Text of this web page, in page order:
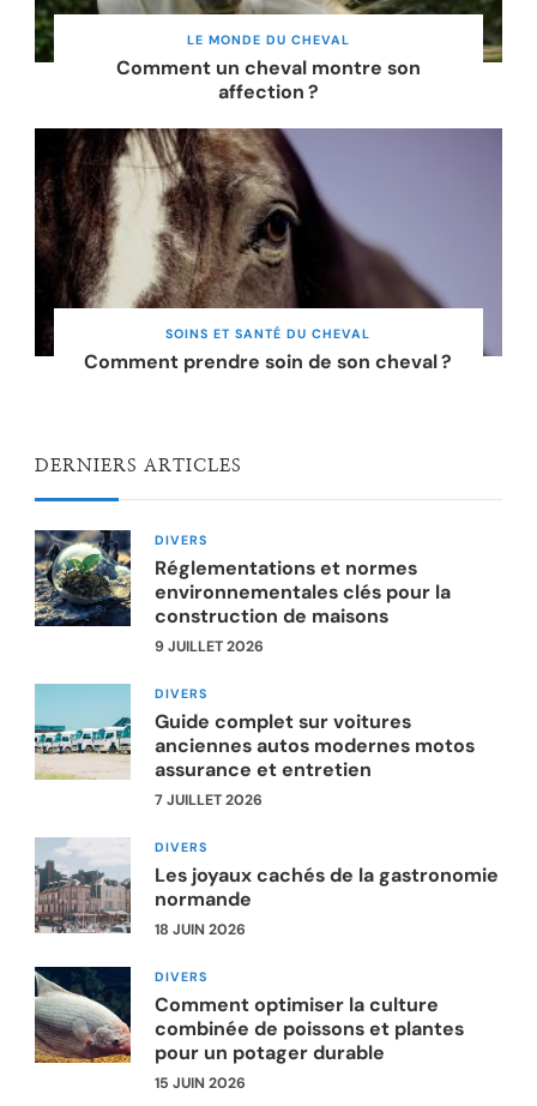
LE MONDE DU CHEVAL
Comment un cheval montre son
affection ?
SOINS ET SANTÉ DU CHEVAL
Comment prendre soin de son cheval ?
DERNIERS ARTICLES
DIVERS
Réglementations et normes
environnementales clés pour la
construction de maisons
9 JUILLET 2026
DIVERS
Guide complet sur voitures
anciennes autos modernes motos
assurance et entretien
7 JUILLET 2026
DIVERS
Les joyaux cachés de la gastronomie
normande
18 JUIN 2026
DIVERS
Comment optimiser la culture
combinée de poissons et plantes
pour un potager durable
15 JUIN 2026